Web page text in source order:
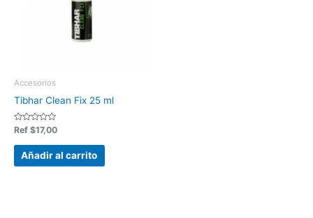
Accesorios
Tibhar Clean Fix 25 ml
Valorado
0
Ref $17,00
Añadir al carrito